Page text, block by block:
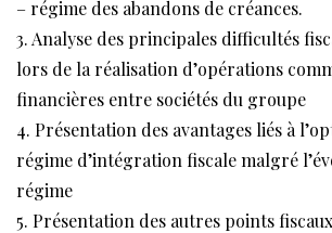
– régime des abandons de créances.
3. Analyse des principales difficultés
lors de la réalisation d’opérations
financières entre sociétés du groupe
4. Présentation des avantages liés à
régime d’intégration fiscale malgré
régime
5. Présentation des autres points